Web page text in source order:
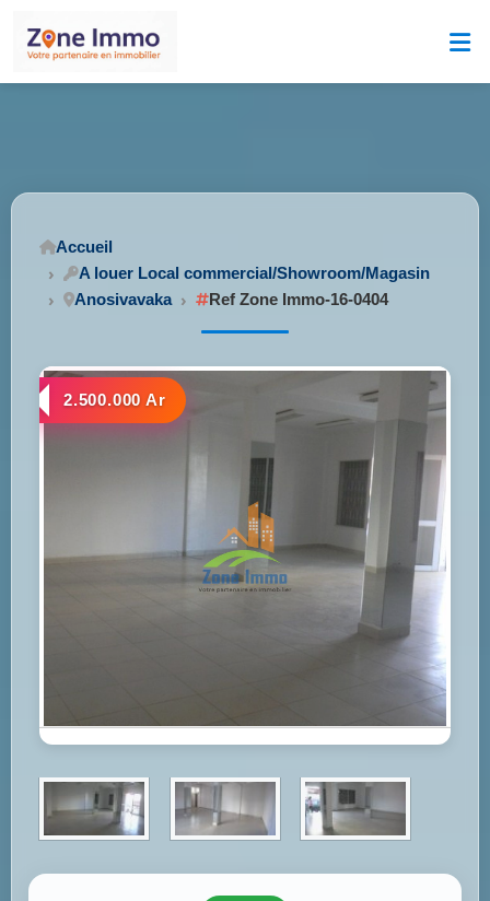
Accueil
A louer Local commercial/Showroom/Magasin
Anosivavaka
Ref Zone Immo-16-0404
2.500.000 Ar